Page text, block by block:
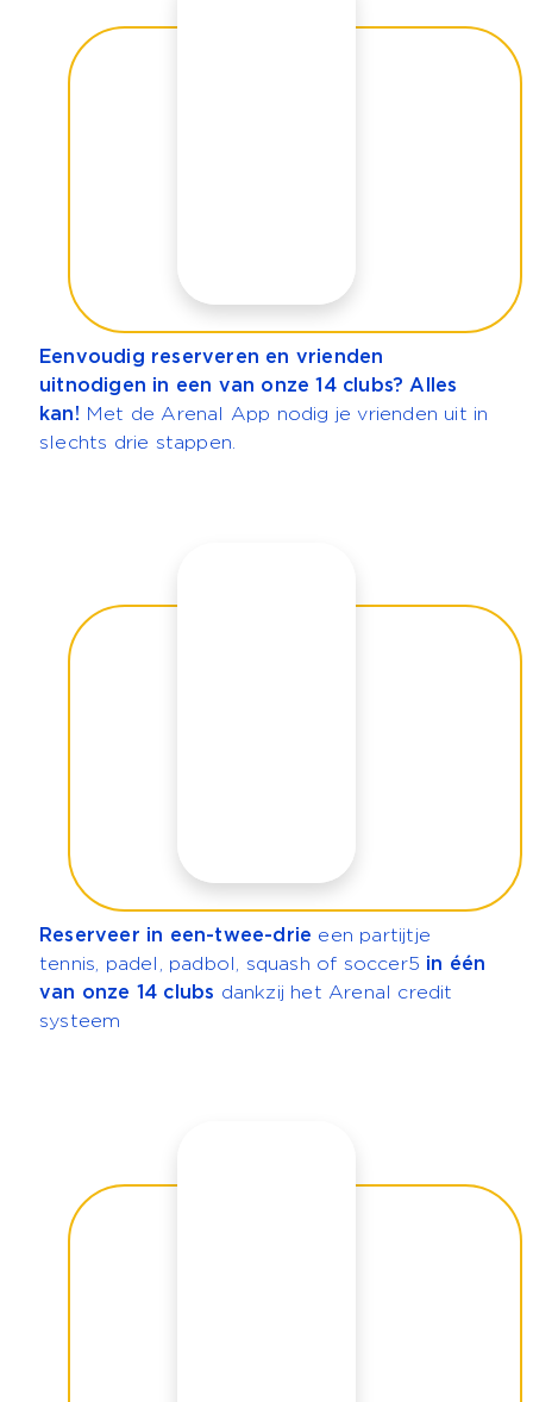
Eenvoudig reserveren en vrienden
uitnodigen in een van onze 14 clubs? Alles
kan! Met de Arenal App nodig je vrienden uit in
slechts drie stappen.
Reserveer in een-twee-drie een partijtje
tennis, padel, padbol, squash of soccer5 in één
van onze 14 clubs dankzij het Arenal credit
systeem